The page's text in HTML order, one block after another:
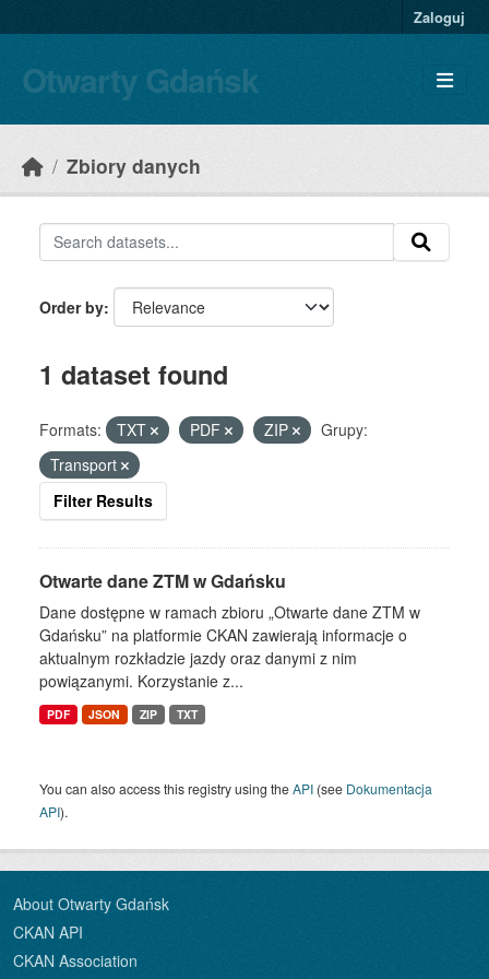
Zaloguj
Otwarty Gdańsk
Zbiory danych
Order by
1 dataset found
Formats: TXT PDF ZIP
Grupy:
Transport
Filter Results
Otwarte dane ZTM w Gdańsku
Dane dostępne w ramach zbioru „Otwarte dane ZTM w
Gdańsku” na platformie CKAN zawierają informacje o
aktualnym rozkładzie jazdy oraz danymi z nim
powiązanymi. Korzystanie z...
PDF JSON ZIP TXT
You can also access this registry using theAPI (see Dokumentacja
API).
About Otwarty Gdańsk
CKAN API
CKAN Association